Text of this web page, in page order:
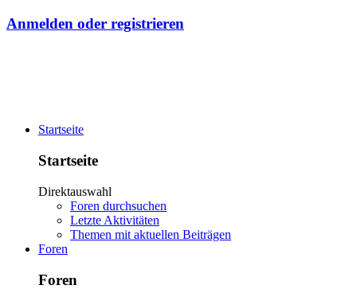
Anmelden oder registrieren
Startseite
Startseite
Direktauswahl
Foren durchsuchen
Letzte Aktivitäten
Themen mit aktuellen Beiträgen
Foren
Foren